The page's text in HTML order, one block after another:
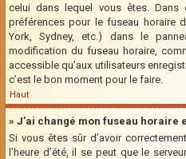
celui dans lequel vous êtes.
préférences pour le fuseau horaire
York, Sydney, etc.) dans le
modification du fuseau horaire,
accessible qu’aux utilisateurs
c’est le bon moment pour le faire.
Haut
» J’ai changé mon fuseau horaire
Si vous êtes sûr d’avoir
l’heure d’été, il se peut que le